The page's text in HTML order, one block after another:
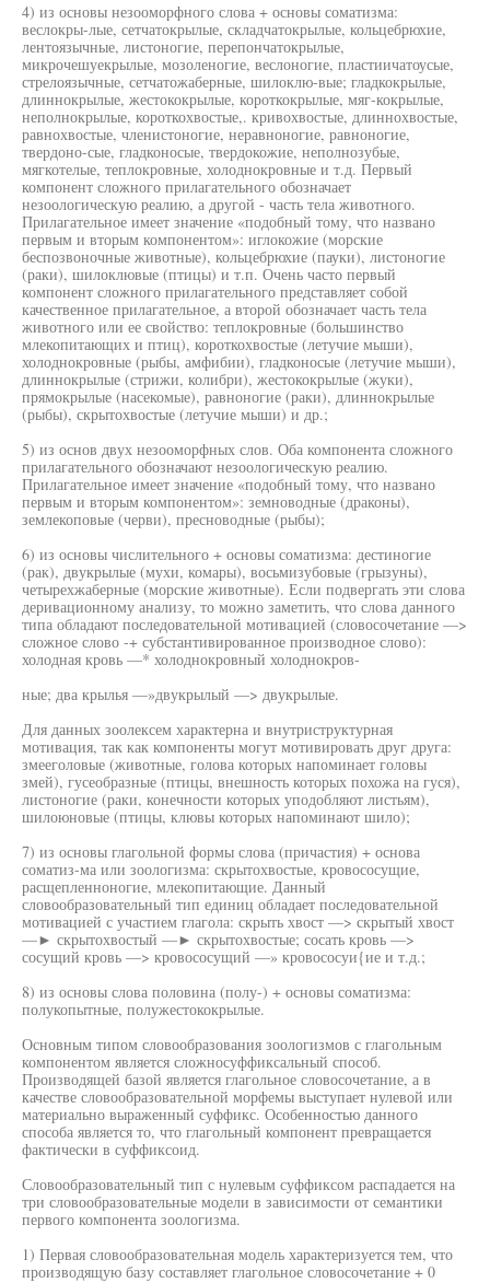
4) из основы незооморфного слова + основы соматизма:
веслокры-лые, сетчатокрылые, складчатокрылые, кольцебрюхие,
лентоязычные, листоногие, перепончатокрылые,
микрочешуекрылые, мозоленогие, веслоногие, пластиичатоусые,
стрелоязычные, сетчатожаберные, шилоклю-вые; гладкокрылые,
длиннокрылые, жестококрылые, короткокрылые, мяг-кокрылые,
неполнокрылые, короткохвостые,. кривохвостые, длиннохвостые,
равнохвостые, членистоногие, неравноногие, равноногие,
твердоно-сые, гладконосые, твердокожие, неполнозубые,
мягкотелые, теплокровные, холоднокровные и т.д. Первый
компонент сложного прилагательного обозначает
незоологическую реалию, а другой - часть тела животного.
Прилагательное имеет значение «подобный тому, что названо
первым и вторым компонентом»: иглокожие (морские
беспозвоночные животные), кольцебрюхие (пауки), листоногие
(раки), шилоклювые (птицы) и т.п. Очень часто первый
компонент сложного прилагательного представляет собой
качественное прилагательное, а второй обозначает часть тела
животного или ее свойство: теплокровные (большинство
млекопитающих и птиц), короткохвостые (летучие мыши),
холоднокровные (рыбы, амфибии), гладконосые (летучие мыши),
длиннокрылые (стрижи, колибри), жестококрылые (жуки),
прямокрылые (насекомые), равноногие (раки), длиннокрылые
(рыбы), скрытохвостые (летучие мыши) и др.;
5) из основ двух незооморфных слов. Оба компонента сложного
прилагательного обозначают незоологическую реалию.
Прилагательное имеет значение «подобный тому, что названо
первым и вторым компонентом»: земноводные (драконы),
землекоповые (черви), пресноводные (рыбы);
6) из основы числительного + основы соматизма: дестиногие
(рак), двукрылые (мухи, комары), восьмизубовые (грызуны),
четырехжаберные (морские животные). Если подвергать эти слова
деривационному анализу, то можно заметить, что слова данного
типа обладают последовательной мотивацией (словосочетание —>
сложное слово -+ субстантивированное производное слово):
холодная кровь —* холоднокровный холоднокров-
ные; два крылья —»двукрылый —> двукрылые.
Для данных зоолексем характерна и внутриструктурная
мотивация, так как компоненты могут мотивировать друг друга:
змееголовые (животные, голова которых напоминает головы
змей), гусеобразные (птицы, внешность которых похожа на гуся),
листоногие (раки, конечности которых уподобляют листьям),
шилоюновые (птицы, клювы которых напоминают шило);
7) из основы глагольной формы слова (причастия) + основа
соматиз-ма или зоологизма: скрытохвостые, кровососущие,
расщепленноногие, млекопитающие. Данный
словообразовательный тип единиц обладает последовательной
мотивацией с участием глагола: скрыть хвост —> скрытый хвост
—► скрытохвостый —► скрытохвостые; сосать кровь —>
сосущий кровь —> кровососущий —» кровососуи{ие и т.д.;
8) из основы слова половина (полу-) + основы соматизма:
полукопытные, полужестококрылые.
Основным типом словообразования зоологизмов с глагольным
компонентом является сложносуффиксальный способ.
Производящей базой является глагольное словосочетание, а в
качестве словообразовательной морфемы выступает нулевой или
материально выраженный суффикс. Особенностью данного
способа является то, что глагольный компонент превращается
фактически в суффиксоид.
Словообразовательный тип с нулевым суффиксом распадается на
три словообразовательные модели в зависимости от семантики
первого компонента зоологизма.
1) Первая словообразовательная модель характеризуется тем, что
производящую базу составляет глагольное словосочетание + 0